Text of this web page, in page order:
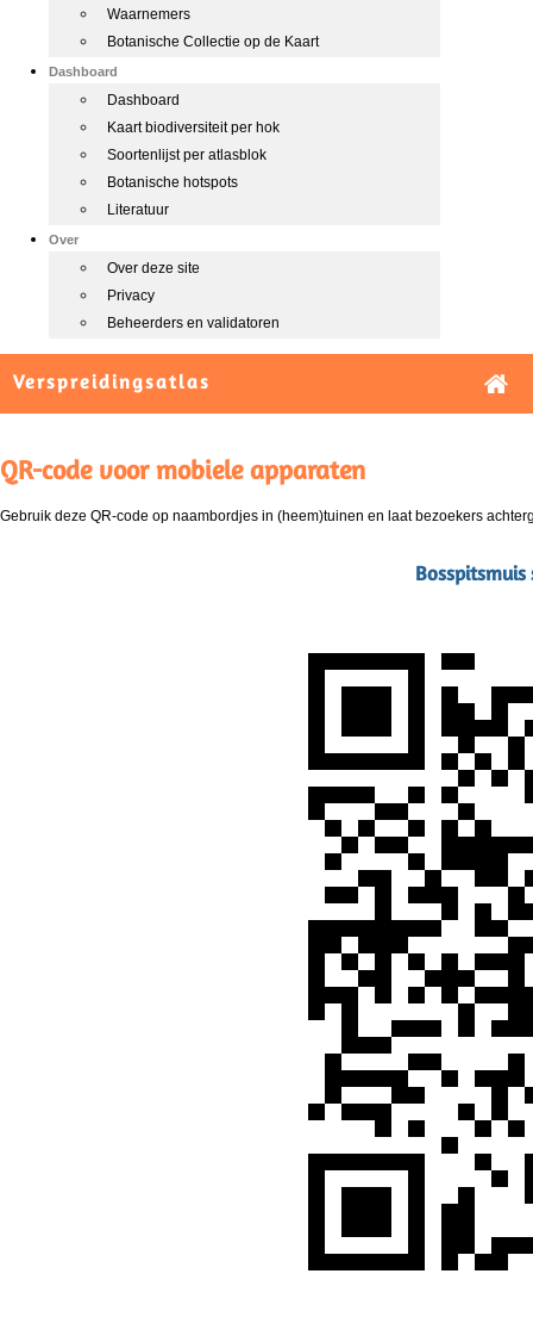
Waarnemers
Botanische Collectie op de Kaart
Dashboard
Dashboard
Kaart biodiversiteit per hok
Soortenlijst per atlasblok
Botanische hotspots
Literatuur
Over
Over deze site
Privacy
Beheerders en validatoren
Verspreidingsatlas
QR-code voor mobiele apparaten
Gebruik deze QR-code op naambordjes in (heem)tuinen en laat bezoekers
Bosspitsmuis